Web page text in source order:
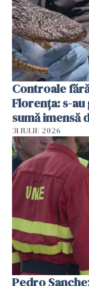
Controale
Florența: s-
sumă imensă
31 IULIE 2026
Pedro